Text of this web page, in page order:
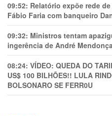
09:52: Relatório expõe rede de
Fábio Faria com banqueiro
09:32: Ministros tentam
ingerência de André
08:24: VÍDEO: QUEDA DO
US$ 100 BILHÕES!! LULA
BOLSONARO SE FERR0U